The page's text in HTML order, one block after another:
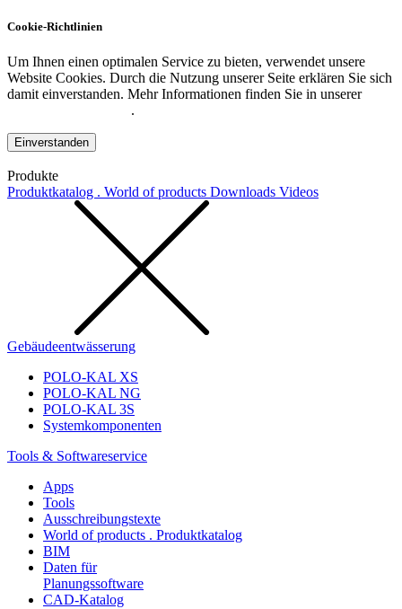
Cookie-Richtlinien
Um Ihnen einen optimalen Service zu bieten, verwendet unsere
Website Cookies. Durch die Nutzung unserer Seite erklären Sie sich
damit einverstanden. Mehr Informationen finden Sie in unserer
.
Einverstanden
Produkte
Produktkatalog . World of products Downloads Videos
Gebäudeentwässerung
POLO-KAL XS
POLO-KAL NG
POLO-KAL 3S
Systemkomponenten
Tools & Softwareservice
Apps
Tools
Ausschreibungstexte
World of products . Produktkatalog
BIM
Daten für
Planungssoftware
CAD-Katalog